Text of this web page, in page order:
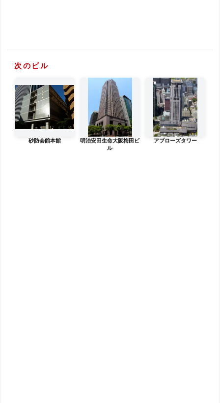
次のビル
砂防会館本館
明治安田生命大阪梅田ビ
ル
アプローズタワー